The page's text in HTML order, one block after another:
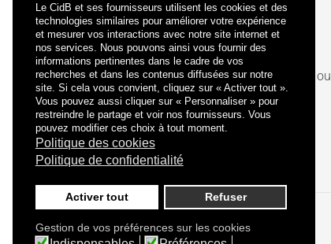
Le CidB et ses fournisseurs utilisent les cookies et des
technologies similaires pour améliorer votre expérience
et mesurer vos interactions avec notre site internet et
nos services. Nous pouvons ainsi vous fournir des
informations pertinentes dans le cadre de vos
recherches et dans les contenus diffusées sur notre
site. Si cela vous convient, cliquez sur « Activer tout ».
Vous pouvez aussi cliquer sur « Personnaliser » pour
restreindre le partage et voir nos fournisseurs. Vous
pouvez modifier ces choix à tout moment.
Politique des cookies
Politique de confidentialité
Activer tout Refuser
Gestion de vos préférences sur les cookies
Lacertification qualité a été délivrée au titre de la ou
des catégories d'actions suivantes : actions de
formation.
Politique de confidentialité Mentions légales